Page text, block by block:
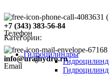
+7 (343) 383-56-84
Телефон
info@uralhydro.ru
Email
Категории:
Гидроцилиндры